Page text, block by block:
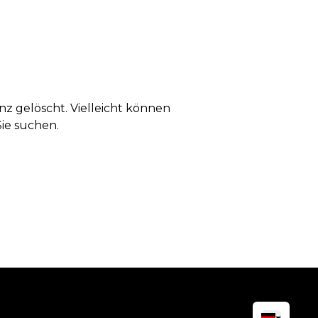
gelöscht. Vielleicht können
suchen.